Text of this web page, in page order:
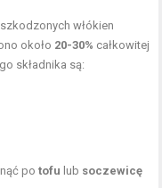
włókien
około 20-30% całkowitej
składnika są:
potofu lub soczewicę